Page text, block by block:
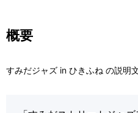
概要
すみだジャズ in ひきふね の説明